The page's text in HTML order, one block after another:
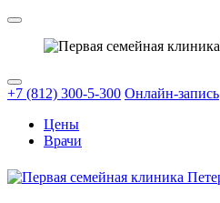
+7 (812) 300-5-300 Онлайн-запись
Цены
Врачи